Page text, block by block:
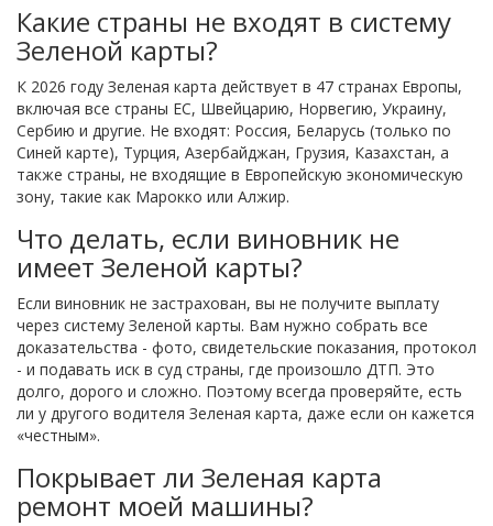
Какие страны не входят в систему
Зеленой карты?
К 2026 году Зеленая карта действует в 47 странах Европы,
включая все страны ЕС, Швейцарию, Норвегию, Украину,
Сербию и другие. Не входят: Россия, Беларусь (только по
Синей карте), Турция, Азербайджан, Грузия, Казахстан, а
также страны, не входящие в Европейскую экономическую
зону, такие как Марокко или Алжир.
Что делать, если виновник не
имеет Зеленой карты?
Если виновник не застрахован, вы не получите выплату
через систему Зеленой карты. Вам нужно собрать все
доказательства - фото, свидетельские показания, протокол
- и подавать иск в суд страны, где произошло ДТП. Это
долго, дорого и сложно. Поэтому всегда проверяйте, есть
ли у другого водителя Зеленая карта, даже если он кажется
«честным».
Покрывает ли Зеленая карта
ремонт моей машины?